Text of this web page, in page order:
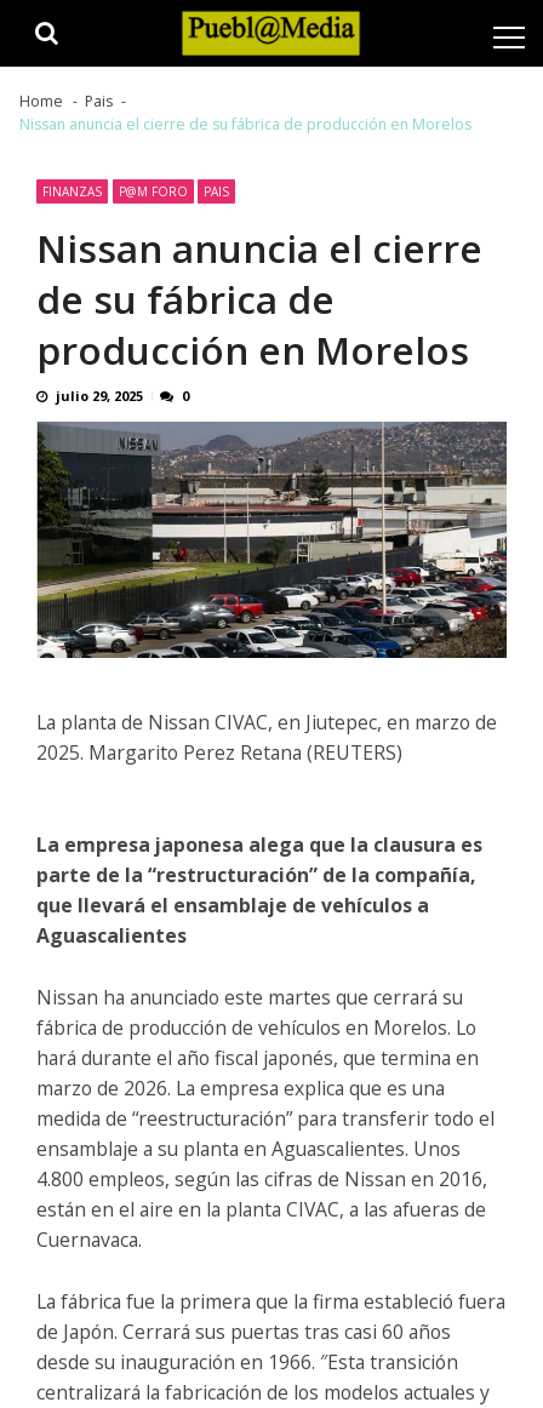
Home
Pais
Nissan anuncia el cierre de su fábrica de producción en Morelos
FINANZAS P@M FORO PAIS
Nissan anuncia el cierre
de su fábrica de
producción en Morelos
julio 29, 2025 0
La planta de Nissan CIVAC, en Jiutepec, en marzo de
2025. Margarito Perez Retana (REUTERS)
La empresa japonesa alega que la clausura es
parte de la “restructuración” de la compañía,
que llevará el ensamblaje de vehículos a
Aguascalientes
Nissan ha anunciado este martes que cerrará su
fábrica de producción de vehículos en Morelos. Lo
hará durante el año fiscal japonés, que termina en
marzo de 2026. La empresa explica que es una
medida de “reestructuración” para transferir todo el
ensamblaje a su planta en Aguascalientes. Unos
4.800 empleos, según las cifras de Nissan en 2016,
están en el aire en la planta CIVAC, a las afueras de
Cuernavaca.
La fábrica fue la primera que la firma estableció fuera
de Japón. Cerrará sus puertas tras casi 60 años
desde su inauguración en 1966. ″Esta transición
centralizará la fabricación de los modelos actuales y